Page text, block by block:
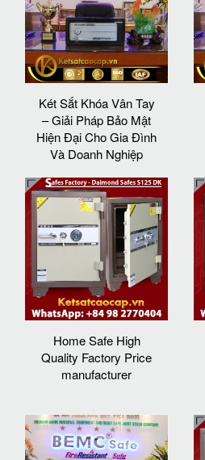
Két Sắt Khóa Vân Tay
– Giải Pháp Bảo Mật
Hiện Đại Cho Gia Đình
Và Doanh Nghiệp
Home Safe High
Quality Factory Price
manufacturer